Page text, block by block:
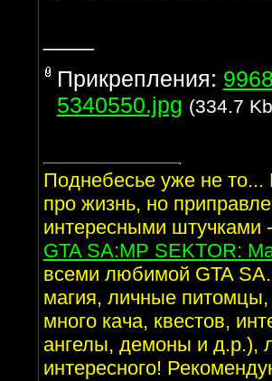
Прикрепления:
5340550.jpg (334.7
Поднебесье уже не то...
про жизнь, но
интересными штучками
GTA SA:MP SEKTOR:
всеми любимой GTA
магия, личные питомцы,
много кача, квестов,
ангелы, демоны и д.р.),
интересного!